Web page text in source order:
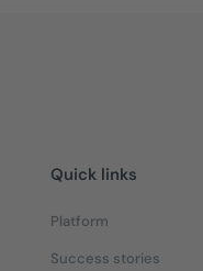
Quick links
Platform
Success stories